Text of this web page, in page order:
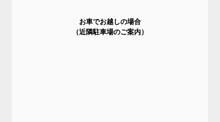
お車でお越しの場合
（近隣駐車場のご案内）